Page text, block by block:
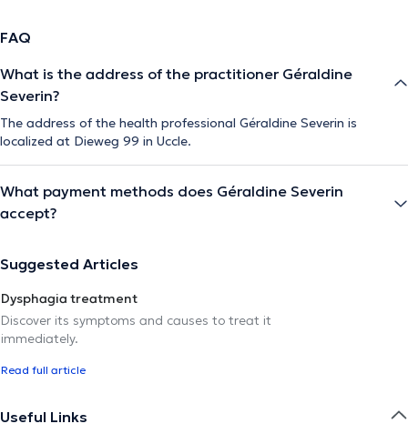
FAQ
What is the address of the practitioner Géraldine
Severin?
The address of the health professional Géraldine Severin is
localized at Dieweg 99 in Uccle.
What payment methods does Géraldine Severin
accept?
Suggested Articles
Dysphagia treatment
Discover its symptoms and causes to treat it
immediately.
Read full article
Useful Links